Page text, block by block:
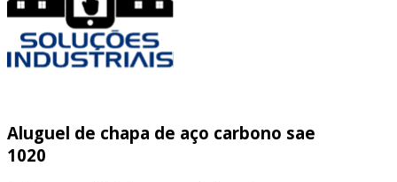
Aluguel de chapa de aço carbono sae
1020